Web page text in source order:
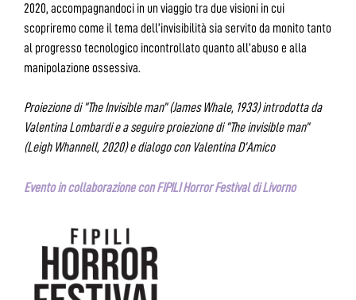
2020, accompagnandoci in un viaggio tra due visioni in cui
scopriremo come il tema dell’invisibilità sia servito da monito tanto
al progresso tecnologico incontrollato quanto all’abuso e alla
manipolazione ossessiva.
Proiezione di “The Invisible man” (James Whale, 1933) introdotta da
Valentina Lombardi e a seguire proiezione di “The invisible man”
(Leigh Whannell, 2020) e dialogo con Valentina D’Amico
Evento in collaborazione con FIPILI Horror Festival di Livorno